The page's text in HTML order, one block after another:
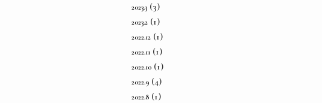
2023.3 (3)
2023.2 (1)
2022.12 (1)
2022.11 (1)
2022.10 (1)
2022.9 (4)
2022.8 (1)